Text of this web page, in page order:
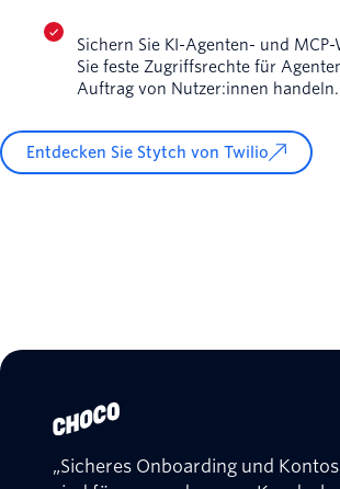
Sichern Sie KI-Agenten- und
Sie feste Zugriffsrechte für
Auftrag von Nutzer:innen handeln.
Entdecken Sie Stytch von Twilio
„Sicheres Onboarding und